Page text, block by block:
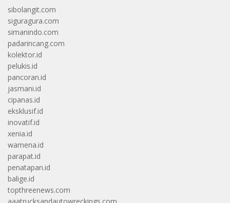
sibolangit.com
siguragura.com
simanindo.com
padarincang.com
kolektor.id
pelukis.id
pancoran.id
jasmani.id
cipanas.id
eksklusif.id
inovatif.id
xenia.id
wamena.id
parapat.id
penatapan.id
balige.id
topthreenews.com